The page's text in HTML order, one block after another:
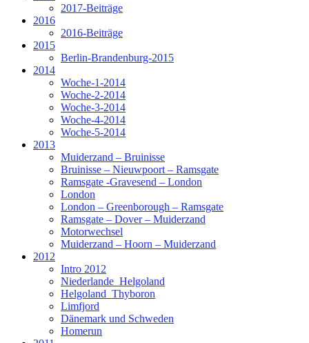
2017-Beiträge
2016
2016-Beiträge
2015
Berlin-Brandenburg-2015
2014
Woche-1-2014
Woche-2-2014
Woche-3-2014
Woche-4-2014
Woche-5-2014
2013
Muiderzand – Bruinisse
Bruinisse – Nieuwpoort – Ramsgate
Ramsgate -Gravesend – London
London
London – Greenborough – Ramsgate
Ramsgate – Dover – Muiderzand
Motorwechsel
Muiderzand – Hoorn – Muiderzand
2012
Intro 2012
Niederlande_Helgoland
Helgoland_Thyboron
Limfjord
Dänemark und Schweden
Homerun